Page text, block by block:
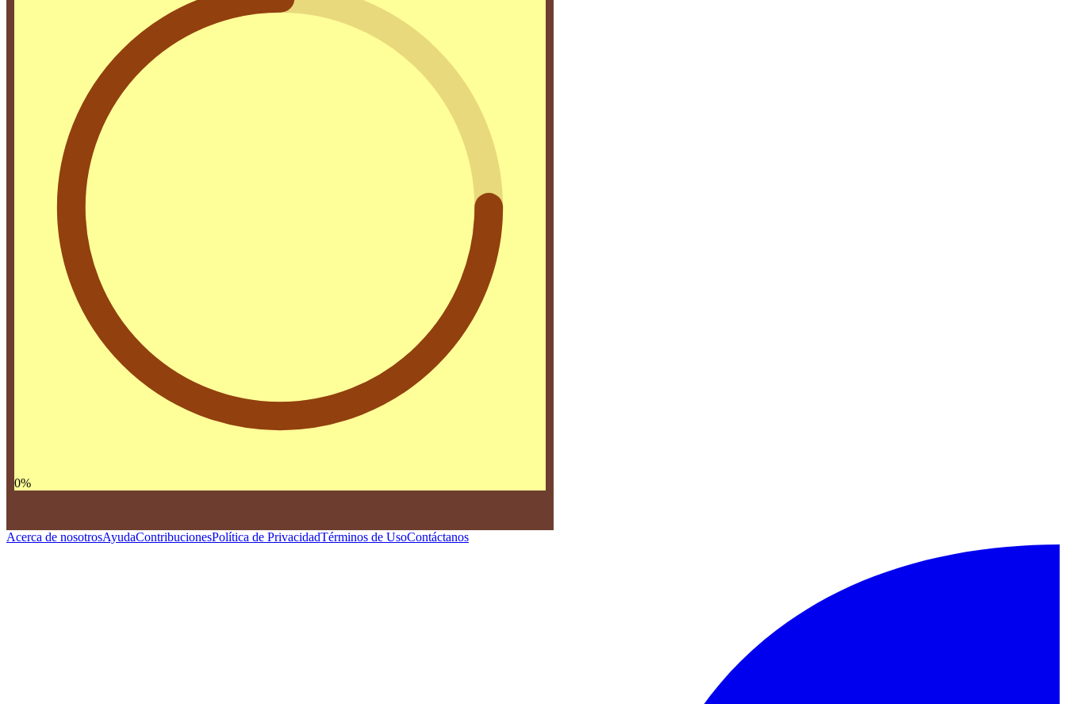
0%
Acerca de nosotrosAyudaContribucionesPolítica de PrivacidadTérminos de UsoContáctanos